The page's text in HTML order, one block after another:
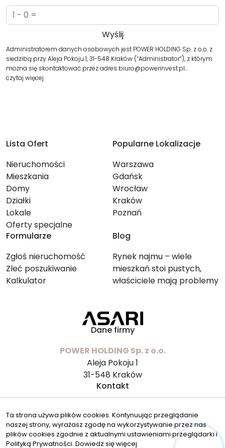
Administratorem danych osobowych jest POWER HOLDING Sp. z o.o. z
siedzibą przy Aleja Pokoju 1, 31-548 Kraków (“Administrator”), z którym
można się skontaktować przez adres biuro@powerinvest.pl…
czytaj więcej
Lista Ofert
Nieruchomości
Mieszkania
Domy
Działki
Lokale
Oferty specjalne
Popularne Lokalizacje
Warszawa
Gdańsk
Wrocław
Kraków
Poznań
Formularze
Zgłoś nieruchomość
Zleć poszukiwanie
Kalkulator
Blog
Rynek najmu – wiele
mieszkań stoi pustych,
właściciele mają problemy
Dane firmy
POWER HOLDING Sp. z o.o.
Aleja Pokoju 1
31-548 Kraków
Kontakt
12 307 22 26
Znajdziesz nas tu
Ta strona używa plików cookies. Kontynuując przeglądanie
naszej strony, wyrażasz zgodę na wykorzystywanie przez nas
plików cookies zgodnie z aktualnymi ustawieniami przeglądarki i
Polityką Prywatności. Dowiedz się więcej